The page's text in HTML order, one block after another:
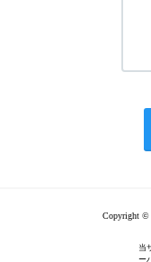
Copyright ©
当
ー